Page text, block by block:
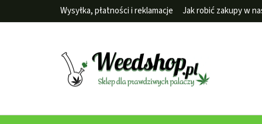
Wysyłka, płatności i reklamacje Jak robić zakupy w